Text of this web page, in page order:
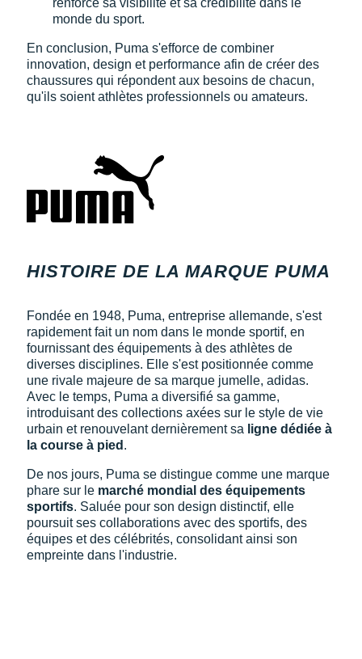
renforce sa visibilité et sa crédibilité dans le
monde du sport.
En conclusion, Puma s'efforce de combiner
innovation, design et performance afin de créer des
chaussures qui répondent aux besoins de chacun,
qu'ils soient athlètes professionnels ou amateurs.
HISTOIRE DE LA MARQUE PUMA
Fondée en 1948, Puma, entreprise allemande, s'est
rapidement fait un nom dans le monde sportif, en
fournissant des équipements à des athlètes de
diverses disciplines. Elle s'est positionnée comme
une rivale majeure de sa marque jumelle, adidas.
Avec le temps, Puma a diversifié sa gamme,
introduisant des collections axées sur le style de vie
urbain et renouvelant dernièrement sa ligne dédiée à
la course à pied .
De nos jours, Puma se distingue comme une marque
phare sur le marché mondial des équipements
sportifs. Saluée pour son design distinctif, elle
poursuit ses collaborations avec des sportifs, des
équipes et des célébrités, consolidant ainsi son
empreinte dans l'industrie.